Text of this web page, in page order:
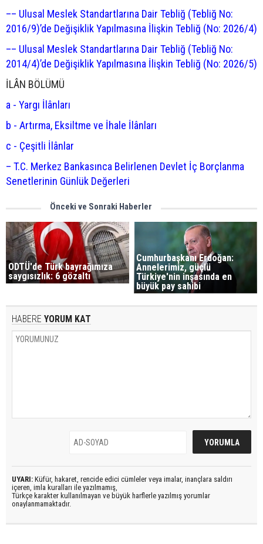
–– Ulusal Meslek Standartlarına Dair Tebliğ (Tebliğ No:
2016/9)’de Değişiklik Yapılmasına İlişkin Tebliğ (No: 2026/4)
–– Ulusal Meslek Standartlarına Dair Tebliğ (Tebliğ No:
2014/4)’de Değişiklik Yapılmasına İlişkin Tebliğ (No: 2026/5)
İLÂN BÖLÜMÜ
a - Yargı İlânları
b - Artırma, Eksiltme ve İhale İlânları
c - Çeşitli İlânlar
– T.C. Merkez Bankasınca Belirlenen Devlet İç Borçlanma
Senetlerinin Günlük Değerleri
Önceki ve Sonraki Haberler
ODTÜ'de Türk bayrağımıza
saygısızlık: 6 gözaltı
Cumhurbaşkanı Erdoğan:
Annelerimiz, güçlü
Türkiye'nin inşasında en
büyük pay sahibi
HABERE YORUM KAT
UYARI: Küfür, hakaret, rencide edici cümleler veya imalar, inançlara saldırı
içeren, imla kuralları ile yazılmamış,
Türkçe karakter kullanılmayan ve büyük harflerle yazılmış yorumlar
onaylanmamaktadır.